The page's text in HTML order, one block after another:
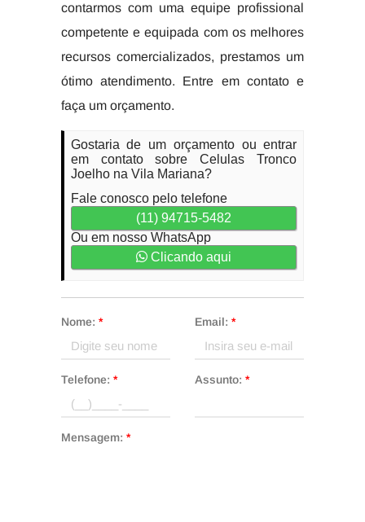
contarmos com uma equipe profissional
competente e equipada com os melhores
recursos comercializados, prestamos um
ótimo atendimento. Entre em contato e
faça um orçamento.
Gostaria de um orçamento ou entrar
em contato sobre Celulas Tronco
Joelho na Vila Mariana?
Fale conosco pelo telefone
(11) 94715-5482
Ou em nosso WhatsApp
Clicando aqui
Nome: * Email: *
Telefone: * Assunto: *
Mensagem: *